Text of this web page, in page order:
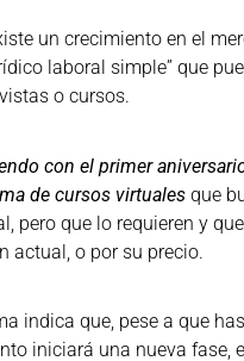
un crecimiento en el
laboral simple” que
o cursos.
con el primer
de cursos virtuales que
pero que lo requieren y
actual, o por su precio.
indica que, pese a que
iniciará una nueva fase,